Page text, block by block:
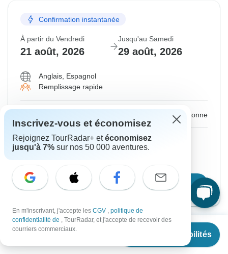
À partir de
Voir les disponibilités
Confirmation instantanée
À partir du Vendredi
21 août, 2026
Jusqu'au Samedi
29 août, 2026
Anglais, Espagnol
Remplissage rapide
par personne
S'inscrirepour réaliser des économies
Confirmer les dates
Afficher plus de dates à venir
Inscrivez-vous et économisez
Rejoignez TourRadar+ etéconomisez
jusqu'à 7% sur nos 50 000 aventures.
En m'inscrivant, j'accepte les CGV , politique de
confidentialité de , TourRadar, et j'accepte de recevoir des
courriers commerciaux.